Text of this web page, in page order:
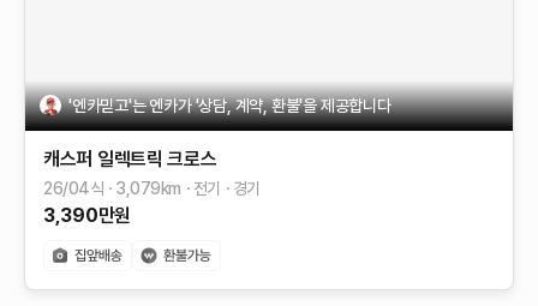
'엔카믿고'는 엔카가 '상담, 계약, 환불'을 제공합니다
캐스퍼 일렉트릭 크로스
26/04식 3,079km 전기 경기
3,390만원